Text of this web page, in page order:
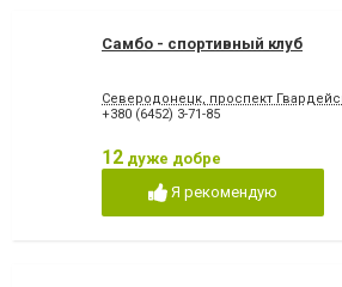
Самбо - спортивный клуб
Северодонецк, проспект
+380 (6452) 3-71-85
12 дуже добре
Я рекомендую